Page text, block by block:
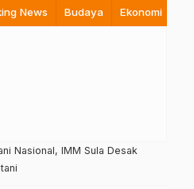
News Budaya Ekonomi
Nasional, IMM Sula Desak